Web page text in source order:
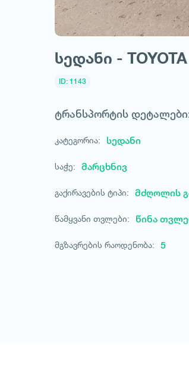
სედანი - TOYOTA
ID: 1143
ტრანსპორტის
კატეგორია: სედანი
საჭე: მარცხნივ
გაქირავების ტიპი: მძღოლის
წამყვანი თვლები: წინა
მგზავრების რაოდენობა: 5